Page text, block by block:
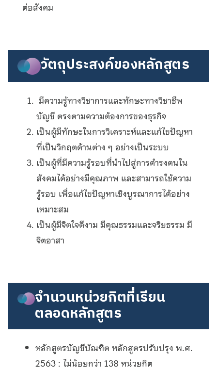
ต่อสังคม
วัตถุประสงค์ของหลักสูตร
มีความรู้ทางวิชาการและทักษะทางวิชาชีพ
บัญชี ตรงตามความต้องการของธุรกิจ
เป็นผู้มีทักษะในการวิเคราะห์และแก้ไขปัญหา
ที่เป็นวิกฤตด้านต่าง ๆ อย่างเป็นระบบ
เป็นผู้ที่มีความรู้รอบที่นำไปสู่การดำรงตนใน
สังคมได้อย่างมีคุณภาพ และสามารถใช้ความ
รู้รอบ เพื่อแก้ไขปัญหาเชิงบูรณาการได้อย่าง
เหมาะสม
เป็นผู้มีจิตใจดีงาม มีคุณธรรมและจริยธรรม มี
จิตอาสา
จำนวนหน่วยกิตที่เรียน
ตลอดหลักสูตร
หลักสูตรบัญชีบัณฑิต หลักสูตรปรับปรุง พ.ศ.
2563 : ไม่น้อยกว่า 138 หน่วยกิต